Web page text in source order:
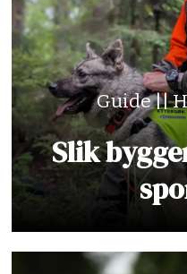
Guide ||
Slik